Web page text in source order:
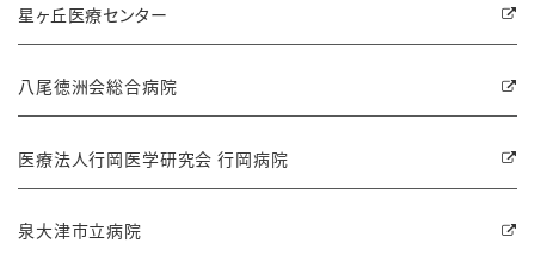
星ヶ丘医療センター
八尾徳洲会総合病院
医療法人行岡医学研究会 行岡病院
泉大津市立病院